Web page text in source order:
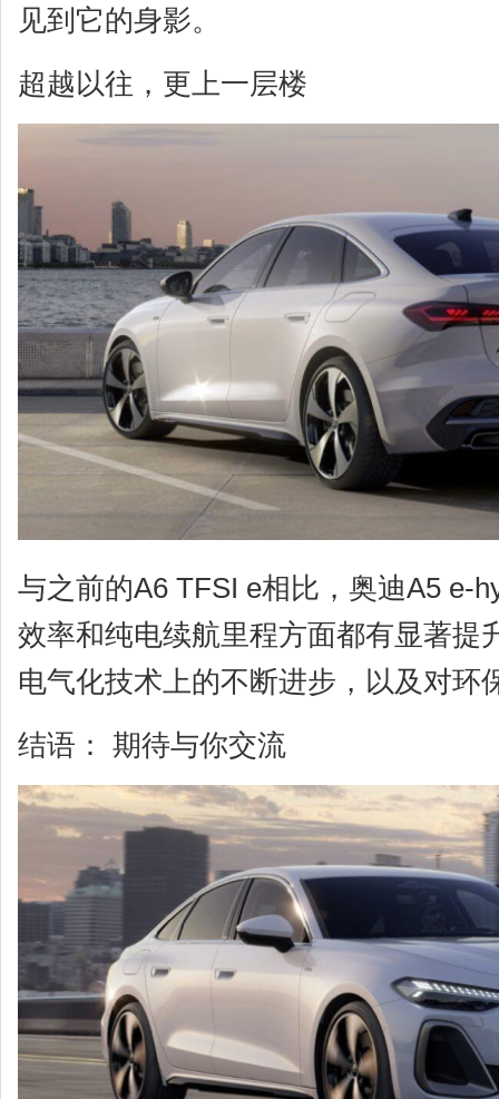
见到它的身影。
超越以往，更上一层楼
与之前的A6 TFSI e相比，奥迪A5 e-
效率和纯电续航里程方面都有显著提
电气化技术上的不断进步，以及对环
结语： 期待与你交流